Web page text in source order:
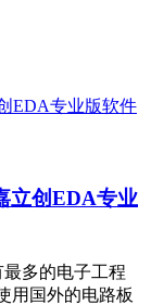
立创EDA专业
多的电子工程
用国外的电路板